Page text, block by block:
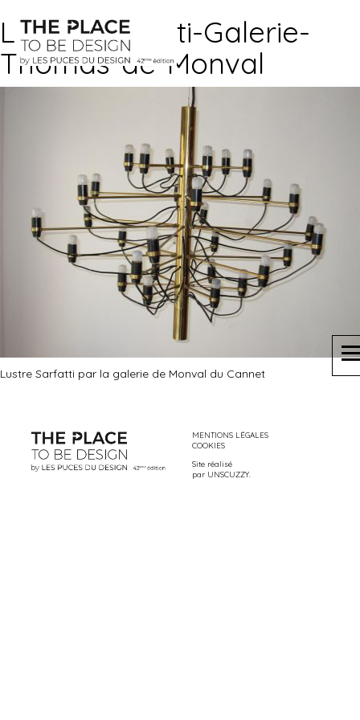
Lustre-Sarfatti-Galerie-
Thomas-de-Monval
Lustre Sarfatti par la galerie de Monval du Cannet
MENTIONS LÉGALES
COOKIES
Site réalisé
par UNSCUZZY